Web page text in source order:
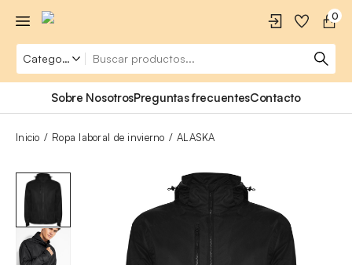
0
Sobre NosotrosPreguntas frecuentesContacto
Inicio Ropa laboral de invierno ALASKA